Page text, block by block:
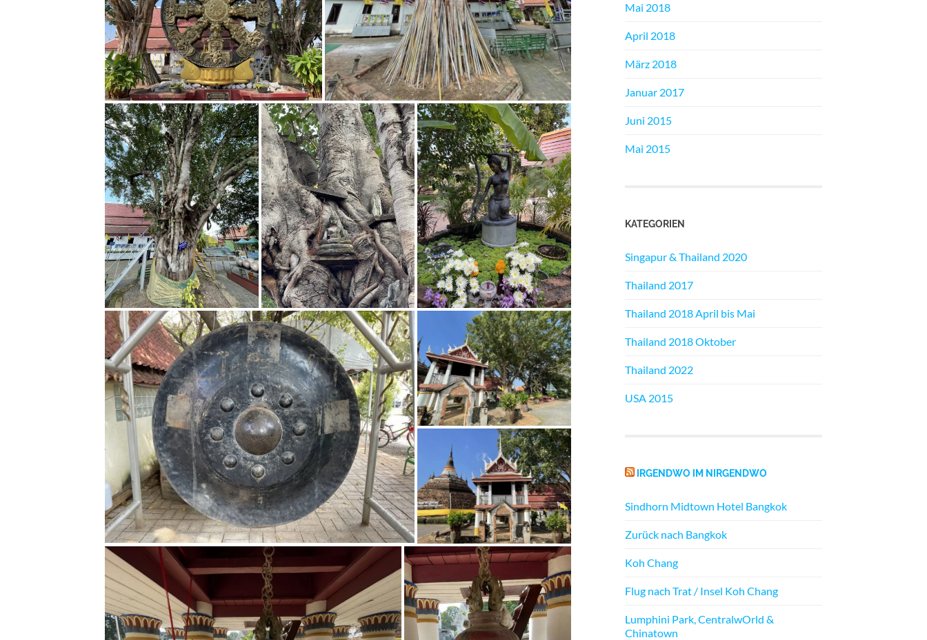
Mai 2018
April 2018
März 2018
Januar 2017
Juni 2015
Mai 2015
KATEGORIEN
Singapur & Thailand 2020
Thailand 2017
Thailand 2018 April bis Mai
Thailand 2018 Oktober
Thailand 2022
USA 2015
IRGENDWO IM NIRGENDWO
Sindhorn Midtown Hotel Bangkok
Zurück nach Bangkok
Koh Chang
Flug nach Trat / Insel Koh Chang
Lumphini Park, CentralwOrld &
Chinatown